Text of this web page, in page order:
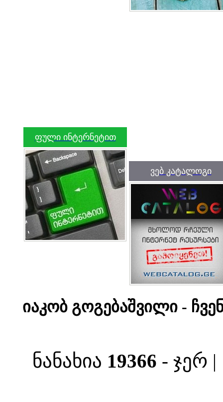
ფული ინტერნეტით
ვებ კატალოგი
იაკობ გოგებაშვილი -
ნანახია 19366 - ჯერ